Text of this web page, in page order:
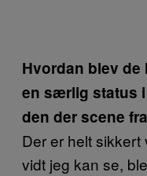
Hvordan blev de
en særlig status
den der scene fra
Der er helt
vidt jeg kan se,